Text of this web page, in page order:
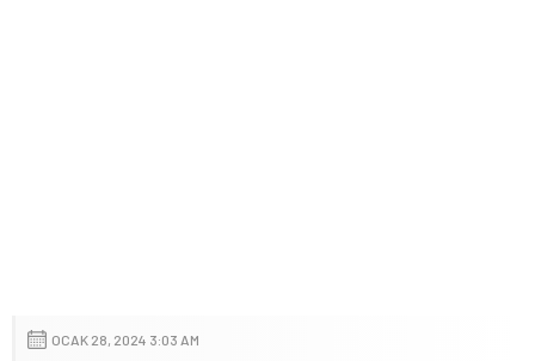
OCAK 28, 2024 3:03 AM